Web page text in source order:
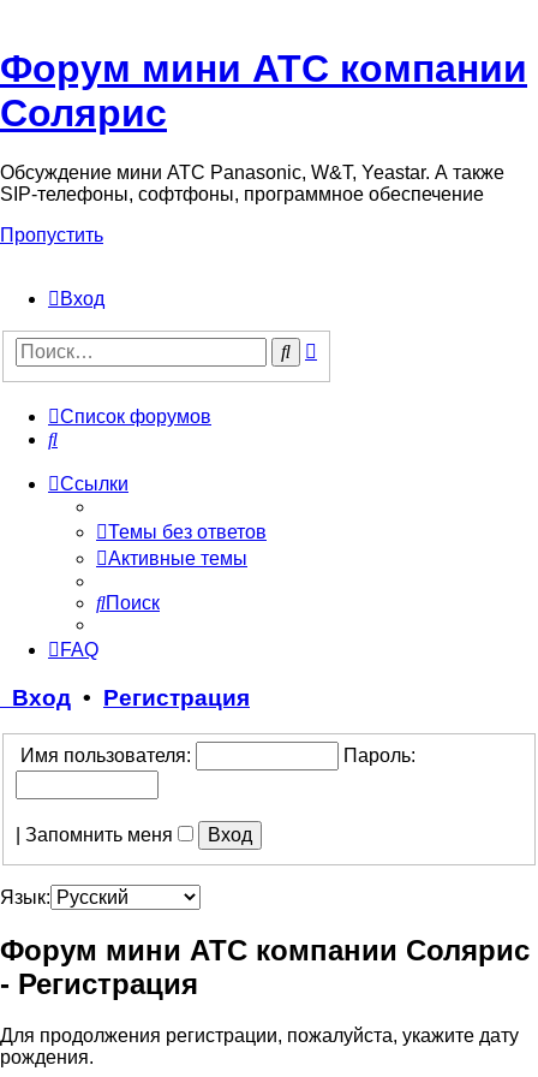
Форум мини АТС компании
Солярис
Обсуждение мини АТС Panasonic, W&T, Yeastar. А также
SIP-телефоны, софтфоны, программное обеспечение
Пропустить
Вход
Поиск
Список форумов
Поиск
Ссылки
Темы без ответов
Активные темы
Поиск
FAQ
Вход • Регистрация
Имя пользователя: Пароль:
Запомнить меня
Язык:
Форум мини АТС компании Солярис
- Регистрация
Для продолжения регистрации, пожалуйста, укажите дату
рождения.